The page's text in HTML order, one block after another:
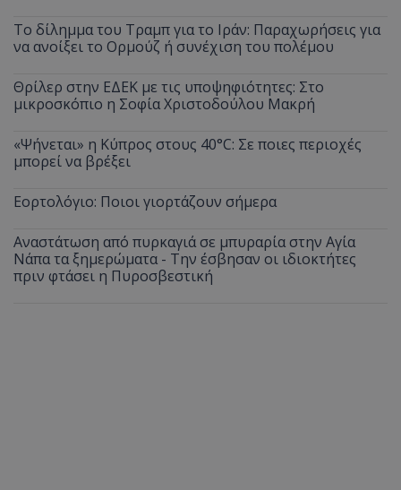
Το δίλημμα του Τραμπ για το Ιράν: Παραχωρήσεις για
να ανοίξει το Ορμούζ ή συνέχιση του πολέμου
Θρίλερ στην ΕΔΕΚ με τις υποψηφιότητες: Στο
μικροσκόπιο η Σοφία Χριστοδούλου Μακρή
«Ψήνεται» η Κύπρος στους 40°C: Σε ποιες περιοχές
μπορεί να βρέξει
Εορτολόγιο: Ποιοι γιορτάζουν σήμερα
Αναστάτωση από πυρκαγιά σε μπυραρία στην Αγία
Νάπα τα ξημερώματα - Την έσβησαν οι ιδιοκτήτες
πριν φτάσει η Πυροσβεστική